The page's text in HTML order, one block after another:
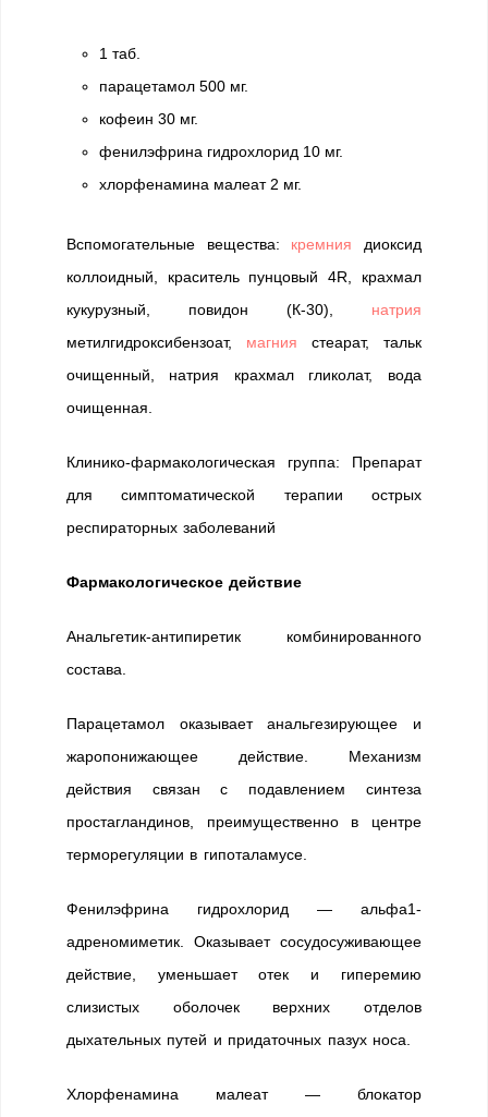
1 таб.
парацетамол 500 мг.
кофеин 30 мг.
фенилэфрина гидрохлорид 10 мг.
хлорфенамина малеат 2 мг.
Вспомогательные вещества: кремния диоксид
коллоидный, краситель пунцовый 4R, крахмал
кукурузный, повидон (К-30), натрия
метилгидроксибензоат, магния стеарат, тальк
очищенный, натрия крахмал гликолат, вода
очищенная.
Клинико-фармакологическая группа: Препарат
для симптоматической терапии острых
респираторных заболеваний
Фармакологическое действие
Анальгетик-антипиретик комбинированного
состава.
Парацетамол оказывает анальгезирующее и
жаропонижающее действие. Механизм
действия связан с подавлением синтеза
простагландинов, преимущественно в центре
терморегуляции в гипоталамусе.
Фенилэфрина гидрохлорид — альфа1-
адреномиметик. Оказывает сосудосуживающее
действие, уменьшает отек и гиперемию
слизистых оболочек верхних отделов
дыхательных путей и придаточных пазух носа.
Хлорфенамина малеат — блокатор